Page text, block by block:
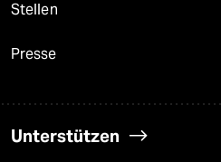
Stellen
Presse
Unterstützen